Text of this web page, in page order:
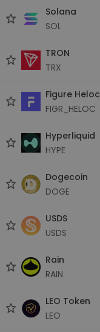
Solana
SOL
TRON
TRX
Figure Heloc
FIGR_HELOC
Hyperliquid
HYPE
Dogecoin
DOGE
USDS
USDS
Rain
RAIN
LEO Token
LEO